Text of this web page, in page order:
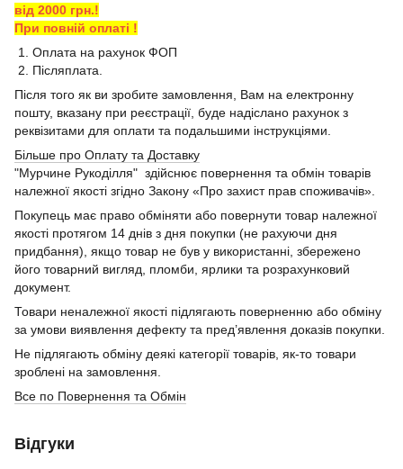
від 2000 грн.!
При повній оплаті !
1. Оплата на рахунок ФОП
2. Післяплата.
Після того як ви зробите замовлення, Вам на електронну
пошту, вказану при реєстрації, буде надіслано рахунок з
реквізитами для оплати та подальшими інструкціями.
Більше про Оплату та Доставку
"Мурчине Рукоділля" здійснює повернення та обмін товарів
належної якості згідно Закону «Про захист прав споживачів».
Покупець має право обміняти або повернути товар належної
якості протягом 14 днів з дня покупки (не рахуючи дня
придбання), якщо товар не був у використанні, збережено
його товарний вигляд, пломби, ярлики та розрахунковий
документ.
Товари неналежної якості підлягають поверненню або обміну
за умови виявлення дефекту та пред’явлення доказів покупки.
Не підлягають обміну деякі категорії товарів, як-то товари
зроблені на замовлення.
Все по Повернення та Обмін
Відгуки